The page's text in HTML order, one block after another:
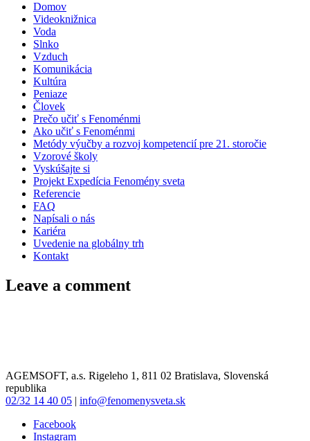
Domov
Videoknižnica
Voda
Slnko
Vzduch
Komunikácia
Kultúra
Peniaze
Človek
Prečo učiť s Fenoménmi
Ako učiť s Fenoménmi
Metódy výučby a rozvoj kompetencií pre 21. storočie
Vzorové školy
Vyskúšajte si
Projekt Expedícia Fenomény sveta
Referencie
FAQ
Napísali o nás
Kariéra
Uvedenie na globálny trh
Kontakt
Leave a comment
AGEMSOFT, a.s. Rigeleho 1, 811 02 Bratislava, Slovenská
republika
02/32 14 40 05 | info@fenomenysveta.sk
Facebook
Instagram